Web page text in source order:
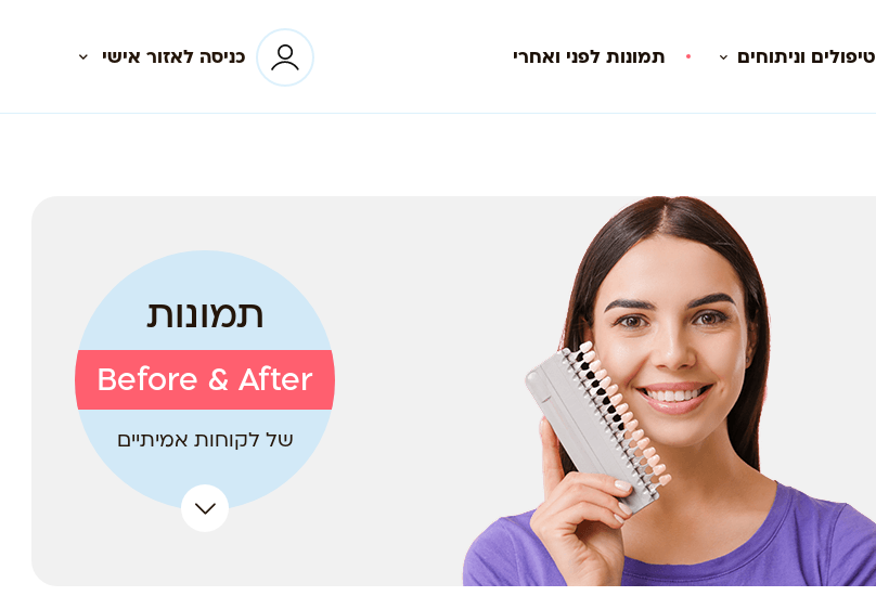
טיפולים וניתוחים תמונות לפני ואחרי כניסה לאזור אישי
תמונות
Before & After
של לקוחות אמיתיים